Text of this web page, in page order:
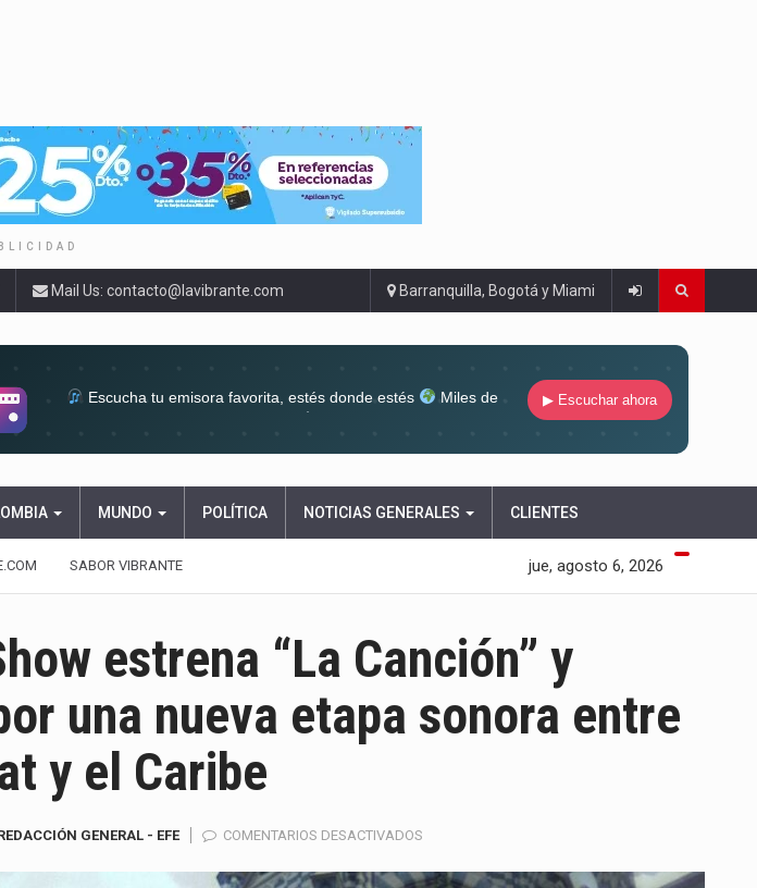
Mail Us: contacto@lavibrante.com Barranquilla, Bogotá y Miami
Escucha tu emisora favorita, estés donde estés
Miles de
▶ Escuchar ahora
MUNDO POLÍTICA NOTICIAS GENERALES CLIENTES
SABOR VIBRANTE jue, agosto 6, 2026
estrena “La Canción” y
una nueva etapa sonora entre
y el Caribe
GENERAL - EFE COMENTARIOS DESACTIVADOS
PEPO